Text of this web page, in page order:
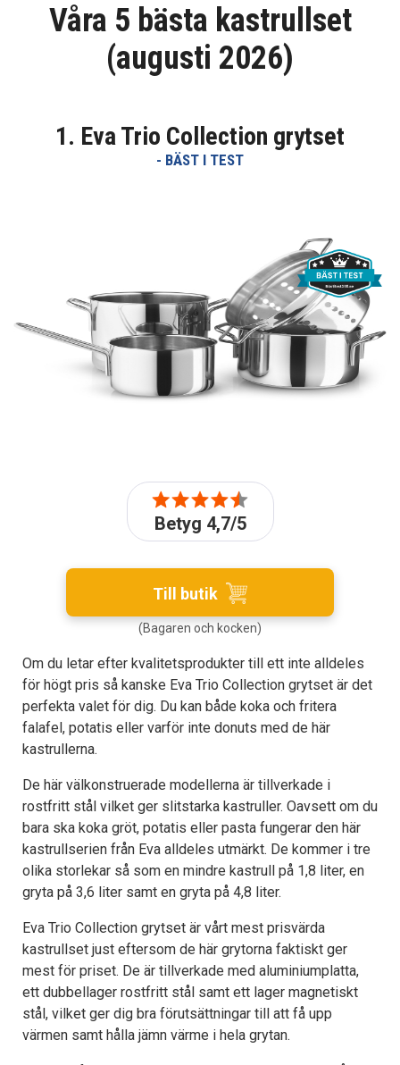
Våra 5 bästa kastrullset
(augusti 2026)
1. Eva Trio Collection grytset
- BÄST I TEST
Betyg 4,7/5
Till butik
(Bagaren och kocken)
Om du letar efter kvalitetsprodukter till ett inte alldeles
för högt pris så kanske Eva Trio Collection grytset är det
perfekta valet för dig. Du kan både koka och fritera
falafel, potatis eller varför inte donuts med de här
kastrullerna.
De här välkonstruerade modellerna är tillverkade i
rostfritt stål vilket ger slitstarka kastruller. Oavsett om du
bara ska koka gröt, potatis eller pasta fungerar den här
kastrullserien från Eva alldeles utmärkt. De kommer i tre
olika storlekar så som en mindre kastrull på 1,8 liter, en
gryta på 3,6 liter samt en gryta på 4,8 liter.
Eva Trio Collection grytset är vårt mest prisvärda
kastrullset just eftersom de här grytorna faktiskt ger
mest för priset. De är tillverkade med aluminiumplatta,
ett dubbellager rostfritt stål samt ett lager magnetiskt
stål, vilket ger dig bra förutsättningar till att få upp
värmen samt hålla jämn värme i hela grytan.